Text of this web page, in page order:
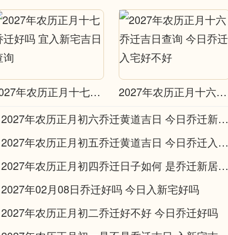
2027年农历正月十七乔迁好吗 宜入新宅吉日查询
2027年农历正月十六乔迁吉日查询 今日乔迁入宅好不好
2027年农历正月初六乔迁黄道吉日 今日乔迁新居好吗
2027年农历正月初五乔迁黄道吉日 今日乔迁入住好吗
2027年农历正月初四乔迁日子如何 是乔迁新居好日子吗
2027年02月08日乔迁好吗 今日入新宅好吗
2027年农历正月初二乔迁好不好 今日乔迁好吗